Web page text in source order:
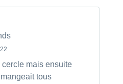
mais ensuite
tous